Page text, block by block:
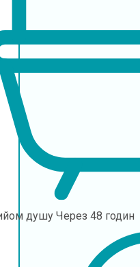
душу Через 48 годин